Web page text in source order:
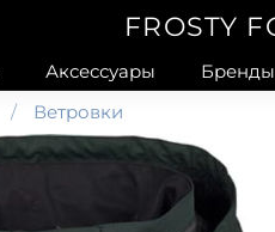
FROSTY
Аксессуары
Бренды
Ветровки